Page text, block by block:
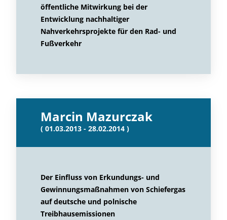
öffentliche Mitwirkung bei der
Entwicklung nachhaltiger
Nahverkehrsprojekte für den Rad- und
Fußverkehr
Marcin Mazurczak
( 01.03.2013 - 28.02.2014 )
Der Einfluss von Erkundungs- und
Gewinnungsmaßnahmen von Schiefergas
auf deutsche und polnische
Treibhausemissionen